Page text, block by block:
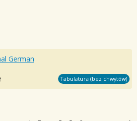
German
Tabulatura (bez chwytów)